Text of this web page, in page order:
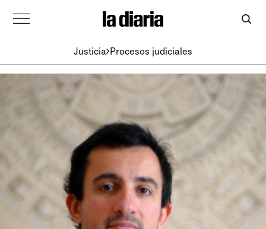
Justicia Procesos judiciales